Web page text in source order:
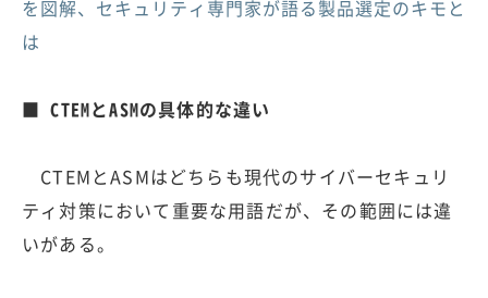
を図解、セキュリティ専門家が語る製品選定のキモと
は
■ CTEMとASMの具体的な違い
CTEMとASMはどちらも現代のサイバーセキュリ
ティ対策において重要な用語だが、その範囲には違
いがある。